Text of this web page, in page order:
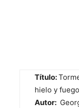
Título:
hielo y
Autor: